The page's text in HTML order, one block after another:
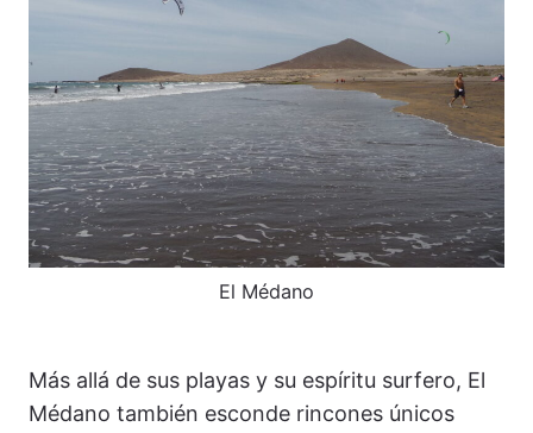
El Médano
Más allá de sus playas y su espíritu surfero, El
Médano también esconde rincones únicos